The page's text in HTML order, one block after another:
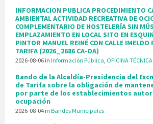
INFORMACION PUBLICA PROCEDIMIENTO
AMBIENTAL ACTIVIDAD RECREATIVA DE
COMPLEMENTARIO DE HOSTELERÍA SIN
EMPLAZAMIENTO EN LOCAL SITO EN
PINTOR MANUEL REINÉ CON CALLE IMELDO
TARIFA (2026_2686 CA-OA)
2026-08-06 in Información Pública, OFICINA TÉCNICA
Bando de la Alcaldía-Presidencia del
de Tarifa sobre la obligación de
por parte de los establecimientos
ocupación
2026-08-04 in Bandos Municipales